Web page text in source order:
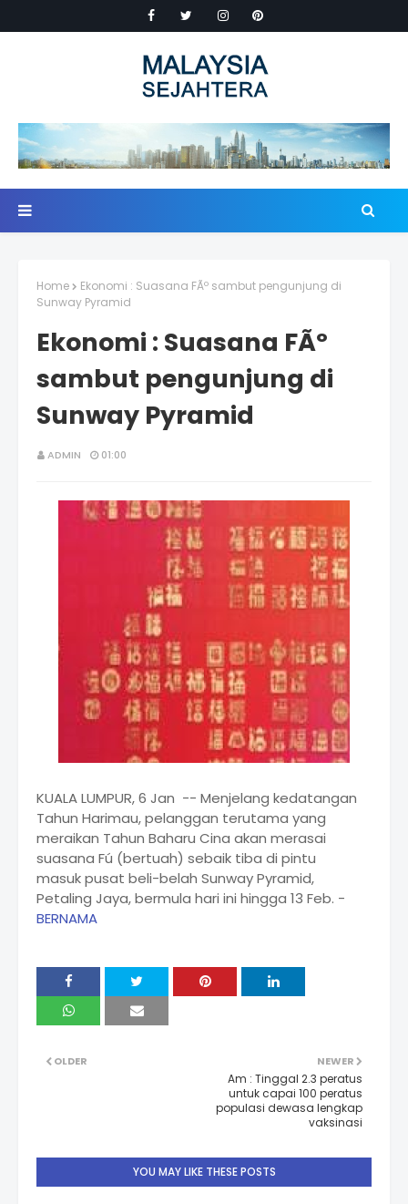
Home
Ekonomi : Suasana FÃº sambut pengunjung di
Sunway Pyramid
Ekonomi : Suasana FÃº
sambut pengunjung di
Sunway Pyramid
ADMIN 01:00
KUALA LUMPUR, 6 Jan -- Menjelang kedatangan
Tahun Harimau, pelanggan terutama yang
meraikan Tahun Baharu Cina akan merasai
suasana Fú (bertuah) sebaik tiba di pintu
masuk pusat beli-belah Sunway Pyramid,
Petaling Jaya, bermula hari ini hingga 13 Feb. -
BERNAMA
NEWER
Am : Tinggal 2.3 peratus
untuk capai 100 peratus
populasi dewasa lengkap
vaksinasi
OLDER
YOU MAY LIKE THESE POSTS